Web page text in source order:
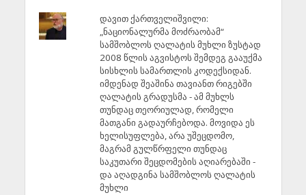
დავით ქართველიშვილი:
„ნაციონალურმა მოძრაობამ“
სამშობლოს ღალატის მუხლი ზუსტად
2008 წლის აგვისტოს შემდეგ გააუქმა
სისხლის სამართლის კოდექსიდან.
იმდენად შეაშინა თავიანთ რიგებში
ღალატის გრადუსმა - ამ მუხლს
თუნდაც თეორიულად, რომელი
მათგანი გადაურჩებოდა. მოვიდა ეს
ხელისუფლება, არა უშეცდომო,
მაგრამ გულწრფელი თუნდაც
საკუთარი შეცდომების აღიარებაში -
და აღადგინა სამშობლოს ღალატის
მუხლი